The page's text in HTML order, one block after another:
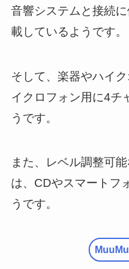
音響システムと接続
載しているようです。
そして、楽器やハイ
イクロフォン用に4チ
うです。
また、レベル調整可
は、CDやスマートフ
うです。